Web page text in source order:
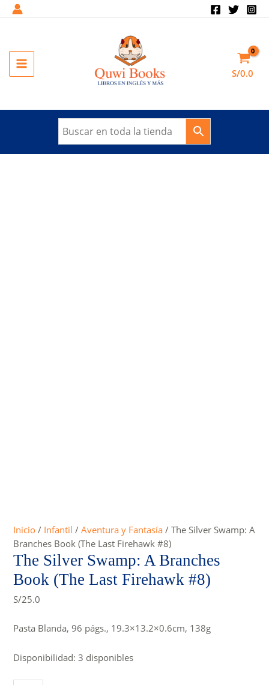
MAIN
S/0.0
Inicio / Infantil /Aventura y Fantasía / The Silver Swamp: A
Branches Book (The Last Firehawk #8)
The Silver Swamp: A Branches
Book (The Last Firehawk #8)
S/25.0
Pasta Blanda, 96 págs., 19.3×13.2×0.6cm, 138g
Disponibilidad: 3 disponibles